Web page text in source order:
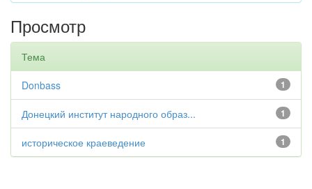
Просмотр
Тема
1
Donbass
1
Донецкий институт народного образ...
1
историческое краеведение